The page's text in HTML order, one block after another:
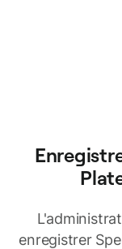
enregistrer